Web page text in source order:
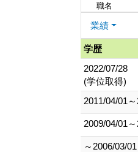
職名
業績
学歴
2022/07/28
(学位取得)
2011/04/01
2009/04/01
～2006/03/01